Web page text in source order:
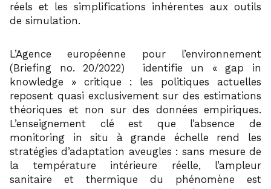
réels et les simplifications inhérentes aux outils
de simulation.
L’Agence européenne pour l’environnement
(Briefing no. 20/2022)
identifie un « gap in
knowledge » critique : les politiques actuelles
reposent quasi exclusivement sur des estimations
théoriques et non sur des données empiriques.
L’enseignement clé est que l’absence de
monitoring in situ à grande échelle rend les
stratégies d’adaptation aveugles : sans mesure de
la température intérieure réelle, l’ampleur
sanitaire et thermique du phénomène est